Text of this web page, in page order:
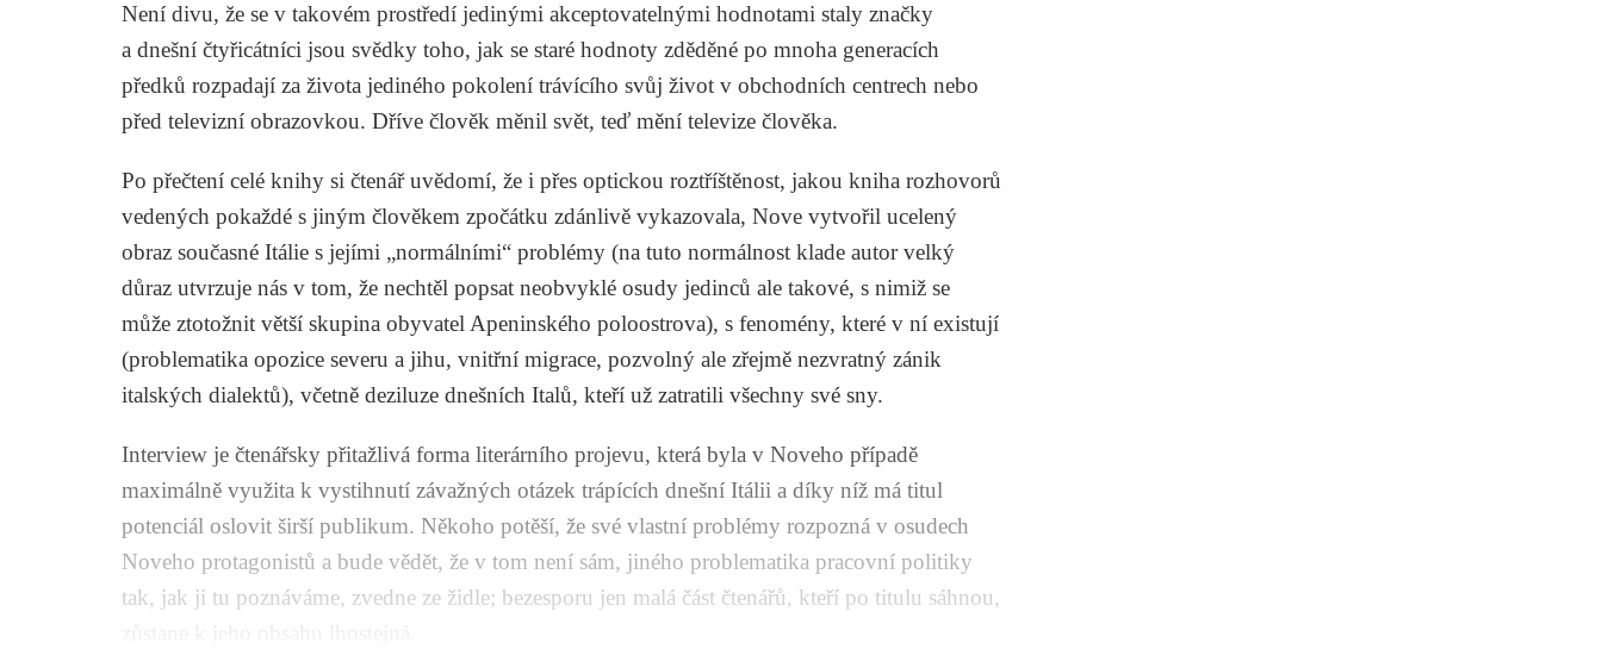
Není divu, že se v takovém prostředí jedinými akceptovatelnými hodnotami staly značky
a dnešní čtyřicátníci jsou svědky toho, jak se staré hodnoty zděděné po mnoha generacích
předků rozpadají za života jediného pokolení trávícího svůj život v obchodních centrech nebo
před televizní obrazovkou. Dříve člověk měnil svět, teď mění televize člověka.
Po přečtení celé knihy si čtenář uvědomí, že i přes optickou roztříštěnost, jakou kniha rozhovorů
vedených pokaždé s jiným člověkem zpočátku zdánlivě vykazovala, Nove vytvořil ucelený
obraz současné Itálie s jejími „normálními“ problémy (na tuto normálnost klade autor velký
důraz utvrzuje nás v tom, že nechtěl popsat neobvyklé osudy jedinců ale takové, s nimiž se
může ztotožnit větší skupina obyvatel Apeninského poloostrova), s fenomény, které v ní existují
(problematika opozice severu a jihu, vnitřní migrace, pozvolný ale zřejmě nezvratný zánik
italských dialektů), včetně deziluze dnešních Italů, kteří už zatratili všechny své sny.
Interview je čtenářsky přitažlivá forma literárního projevu, která byla v Noveho případě
maximálně využita k vystihnutí závažných otázek trápících dnešní Itálii a díky níž má titul
potenciál oslovit širší publikum. Někoho potěší, že své vlastní problémy rozpozná v osudech
Noveho protagonistů a bude vědět, že v tom není sám, jiného problematika pracovní politiky
tak, jak ji tu poznáváme, zvedne ze židle; bezesporu jen malá část čtenářů, kteří po titulu sáhnou,